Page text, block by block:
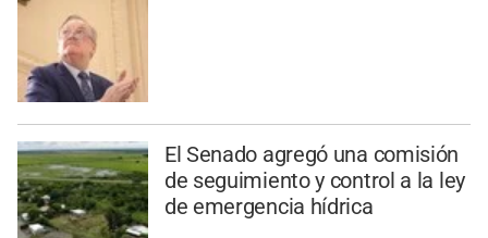
El Senado agregó una comisión
de seguimiento y control a la ley
de emergencia hídrica